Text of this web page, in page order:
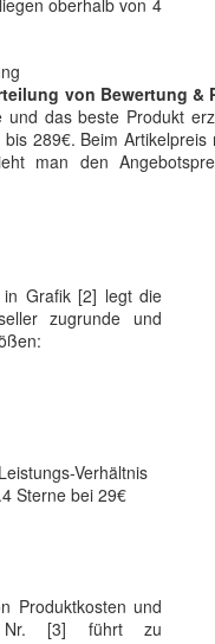
oberhalb von 4
von Bewertung &
das beste Produkt
289€. Beim
man den
in Grafik [2] legt die
zugrunde und
Verhältnis
Sterne bei 29€
Produktkosten und
Nr. [3] führt zu